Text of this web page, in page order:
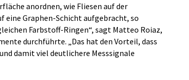
anordnen, wie Fliesen auf der
eine Graphen-Schicht aufgebracht, so
Farbstoff-Ringen“, sagt Matteo Roiaz,
durchführte. „Das hat den Vorteil, dass
damit viel deutlichere Messsignale